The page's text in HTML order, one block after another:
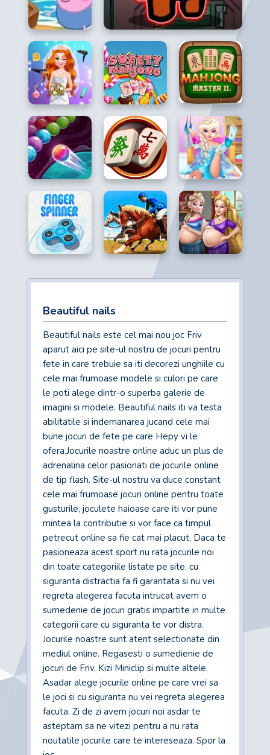
Beautiful nails
Beautiful nails este cel mai nou joc Friv
aparut aici pe site-ul nostru de jocuri pentru
fete in care trebuie sa iti decorezi unghiile cu
cele mai frumoase modele si culori pe care
le poti alege dintr-o superba galerie de
imagini si modele. Beautiful nails iti va testa
abilitatile si indemanarea jucand cele mai
bune jocuri de fete pe care Hepy vi le
ofera.Jocurile noastre online aduc un plus de
adrenalina celor pasionati de jocurile online
de tip flash. Site-ul nostru va duce constant
cele mai frumoase jocuri online pentru toate
gusturile, joculete haioase care iti vor pune
mintea la contributie si vor face ca timpul
petrecut online sa fie cat mai placut. Daca te
pasioneaza acest sport nu rata jocurile noi
din toate categoriile listate pe site. cu
siguranta distractia fa fi garantata si nu vei
regreta alegerea facuta intrucat avem o
sumedenie de jocuri gratis impartite in multe
categorii care cu siguranta te vor distra.
Jocurile noastre sunt atent selectionate din
mediul online. Regasesti o sumedienie de
jocuri de Friv, Kizi Miniclip si multe altele.
Asadar alege jocurile online pe care vrei sa
le joci si cu siguranta nu vei regreta alegerea
facuta. Zi de zi avem jocuri noi asdar te
asteptam sa ne vitezi pentru a nu rata
noutatile jocurile care te intereseaza. Spor la